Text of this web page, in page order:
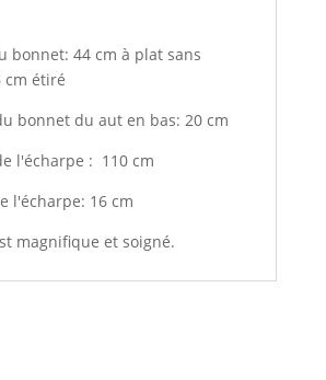
bonnet: 44 cm à plat sans
cm étiré
bonnet du aut en bas: 20 cm
l'écharpe : 110 cm
l'écharpe: 16 cm
magnifique et soigné.